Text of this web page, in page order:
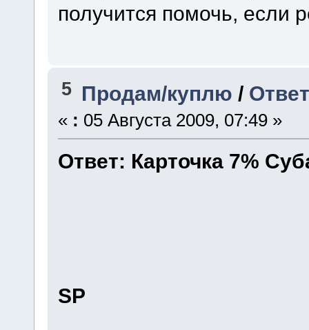
получится помочь, если
5 Продам/куплю /
« : 05 Августа 2009, 07:49 »
Ответ: Карточка 7%
SP